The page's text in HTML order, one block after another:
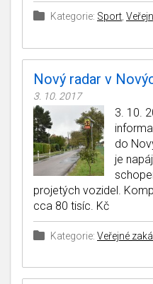
Kategorie: Sport,
Nový radar v
3. 10. 2017
3. 10.
do
je
projetých vozidel.
cca 80 tisíc. Kč
Kategorie: Veřejné